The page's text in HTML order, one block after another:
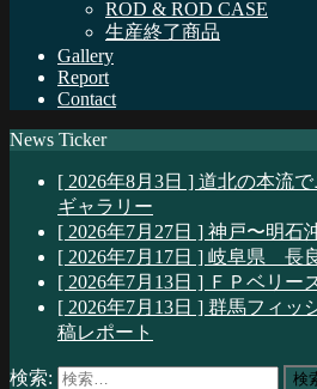
ROD & ROD CASE
生産終了商品
Gallery
Report
Contact
News Ticker
[ 2026年8月3日 ] 道北の本流で
ギャラリー
[ 2026年7月27日 ] 神戸〜明石
[ 2026年7月17日 ] 岐阜県 長
[ 2026年7月13日 ] ＦＰベリー
[ 2026年7月13日 ] 群馬フィッ
稿レポート
検索: